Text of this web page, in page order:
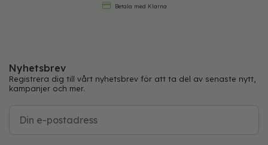
Betala med Klarna
Nyhetsbrev
Registrera dig till vårt nyhetsbrev för att ta del av senaste nytt,
kampanjer och mer.